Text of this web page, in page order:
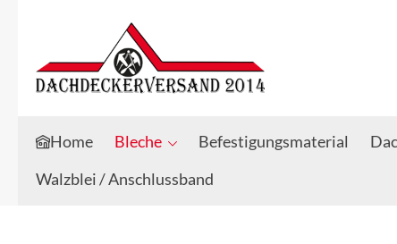
Zum Hauptinhalt springen
Zur Suche springen
Home Bleche Befestigungsmaterial
Walzblei / Anschlussband